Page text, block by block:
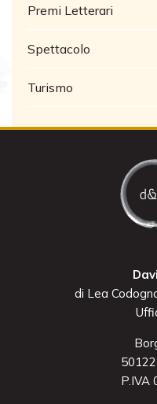
Premi Letterari
Spettacolo
Turismo
di Lea
P.IVA